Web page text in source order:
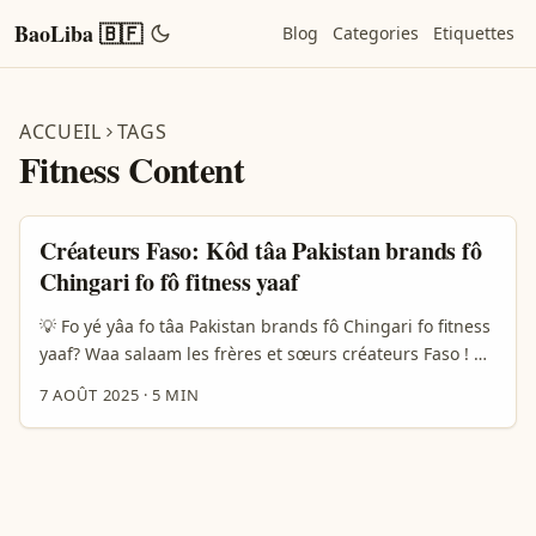
BaoLiba 🇧🇫 Blog Categories Etiquettes
ACCUEIL TAGS
Fitness Content
Créateurs Faso: Kôd tâa Pakistan brands fô
Chingari fo fô fitness yaaf
💡 Fo yé yâa fo tâa Pakistan brands fô Chingari fo fitness
yaaf? Waa salaam les frères et sœurs créateurs Faso ! N
bi yé, ka kôd tâa Pakistan brands fô Chingari fo fô fitness
yaaf ? Kôd yé fo tâa bô fo tâa bô yaaf, yâa fo tâa contenu
authentique, et surtout bô fo réseauter avè les bonnes
7 AOÛT 2025 · 5 MIN